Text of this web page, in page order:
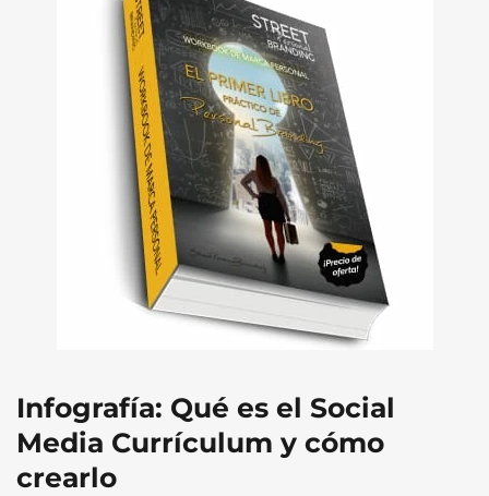
Infografía: Qué es el Social
Media Currículum y cómo
crearlo